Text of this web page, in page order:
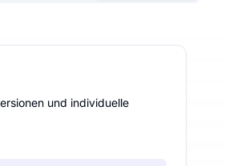
und individuelle